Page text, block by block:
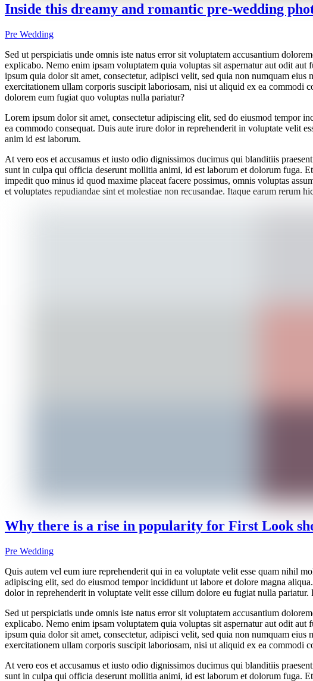
Inside this dreamy and romantic pre-wedding
Pre Wedding
Sed ut perspiciatis unde omnis iste natus error sit voluptatem accusantium
explicabo. Nemo enim ipsam voluptatem quia voluptas sit aspernatur aut odit
ipsum quia dolor sit amet, consectetur, adipisci velit, sed quia non numquam
exercitationem ullam corporis suscipit laboriosam, nisi ut aliquid ex ea commodi
dolorem eum fugiat quo voluptas nulla pariatur?
Lorem ipsum dolor sit amet, consectetur adipiscing elit, sed do eiusmod tempor
ea commodo consequat. Duis aute irure dolor in reprehenderit in voluptate velit
anim id est laborum.
At vero eos et accusamus et iusto odio dignissimos ducimus qui blanditiis
sunt in culpa qui officia deserunt mollitia animi, id est laborum et dolorum fuga.
impedit quo minus id quod maxime placeat facere possimus, omnis voluptas
et voluptates repudiandae sint et molestiae non recusandae. Itaque earum rerum
Why there is a rise in popularity for First Look
Pre Wedding
Quis autem vel eum iure reprehenderit qui in ea voluptate velit esse quam nihil
adipiscing elit, sed do eiusmod tempor incididunt ut labore et dolore magna
dolor in reprehenderit in voluptate velit esse cillum dolore eu fugiat nulla
Sed ut perspiciatis unde omnis iste natus error sit voluptatem accusantium
explicabo. Nemo enim ipsam voluptatem quia voluptas sit aspernatur aut odit
ipsum quia dolor sit amet, consectetur, adipisci velit, sed quia non numquam
exercitationem ullam corporis suscipit laboriosam, nisi ut aliquid ex ea commodi
At vero eos et accusamus et iusto odio dignissimos ducimus qui blanditiis
sunt in culpa qui officia deserunt mollitia animi, id est laborum et dolorum fuga.